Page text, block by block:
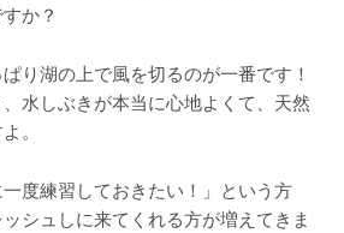
か？
り湖の上で風を切るのが一番です！
水しぶきが本当に心地よくて、天然
。
度練習しておきたい！」という方
シュしに来てくれる方が増えてきま